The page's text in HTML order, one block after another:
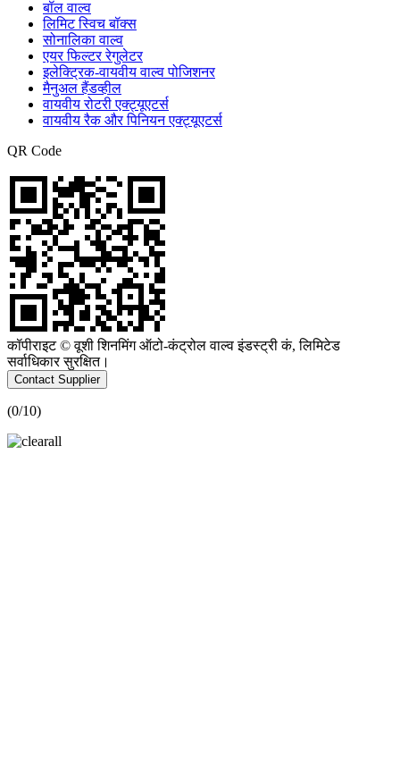
बॉल वाल्व
लिमिट स्विच बॉक्स
सोनालिका वाल्व
एयर फिल्टर रेगुलेटर
इलेक्ट्रिक-वायवीय वाल्व पोजिशनर
मैनुअल हैंडव्हील
वायवीय रोटरी एक्ट्यूएटर्स
वायवीय रैक और पिनियन एक्ट्यूएटर्स
QR Code
कॉपीराइट © वूशी शिनमिंग ऑटो-कंट्रोल वाल्व इंडस्ट्री कं, लिमिटेड
सर्वाधिकार सुरक्षित।
Contact Supplier
(0/10)